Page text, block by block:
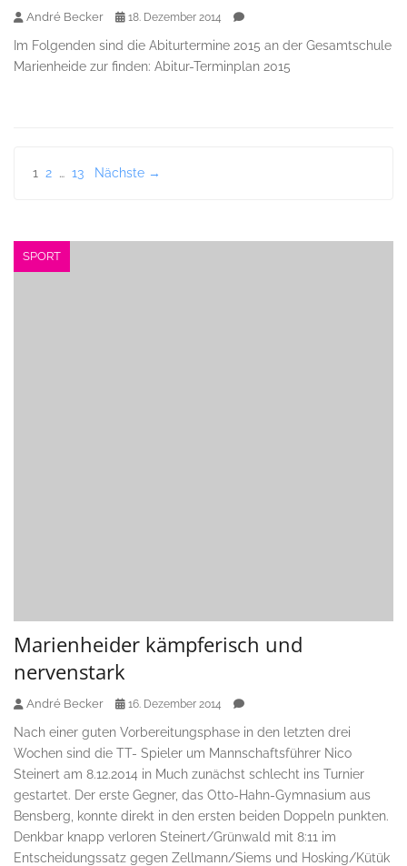
André Becker 18. Dezember 2014
Im Folgenden sind die Abiturtermine 2015 an der Gesamtschule
Marienheide zur finden: Abitur-Terminplan 2015
Seitennummerierung
1 2 … 13 Nächste →
SPORT
Marienheider kämpferisch und
nervenstark
André Becker 16. Dezember 2014
Nach einer guten Vorbereitungsphase in den letzten drei
Wochen sind die TT- Spieler um Mannschaftsführer Nico
Steinert am 8.12.2014 in Much zunächst schlecht ins Turnier
gestartet. Der erste Gegner, das Otto-Hahn-Gymnasium aus
Bensberg, konnte direkt in den ersten beiden Doppeln punkten.
Denkbar knapp verloren Steinert/Grünwald mit 8:11 im
Entscheidungssatz gegen Zellmann/Siems und Hosking/Kütük